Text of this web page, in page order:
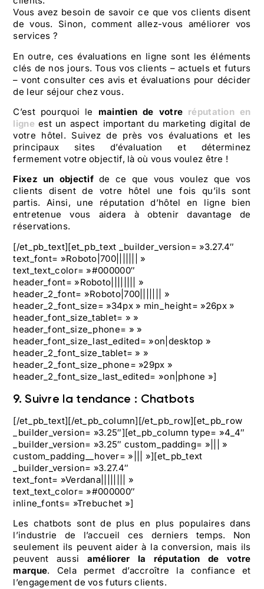
Vous avez besoin de savoir ce que vos clients disent
de vous. Sinon, comment allez-vous améliorer vos
services ?
En outre, ces évaluations en ligne sont les éléments
clés de nos jours. Tous vos clients – actuels et futurs
– vont consulter ces avis et évaluations pour décider
de leur séjour chez vous.
C’est pourquoi le maintien de votre réputation en
ligne est un aspect important du marketing digital de
votre hôtel. Suivez de près vos évaluations et les
principaux sites d’évaluation et déterminez
fermement votre objectif, là où vous voulez être !
Fixez un objectif de ce que vous voulez que vos
clients disent de votre hôtel une fois qu’ils sont
partis. Ainsi, une réputation d’hôtel en ligne bien
entretenue vous aidera à obtenir davantage de
réservations.
[/et_pb_text][et_pb_text _builder_version= »3.27.4″
text_font= »Roboto|700||||||| »
text_text_color= »#000000″
header_font= »Roboto|||||||| »
header_2_font= »Roboto|700||||||| »
header_2_font_size= »34px » min_height= »26px »
header_font_size_tablet= » »
header_font_size_phone= » »
header_font_size_last_edited= »on|desktop »
header_2_font_size_tablet= » »
header_2_font_size_phone= »29px »
header_2_font_size_last_edited= »on|phone »]
9. Suivre la tendance : Chatbots
[/et_pb_text][/et_pb_column][/et_pb_row][et_pb_row
_builder_version= »3.25″][et_pb_column type= »4_4″
_builder_version= »3.25″ custom_padding= »||| »
custom_padding__hover= »||| »][et_pb_text
_builder_version= »3.27.4″
text_font= »Verdana|||||||| »
text_text_color= »#000000″
inline_fonts= »Trebuchet »]
Les chatbots sont de plus en plus populaires dans
l’industrie de l’accueil ces derniers temps. Non
seulement ils peuvent aider à la conversion, mais ils
peuvent aussi améliorer la réputation de votre
marque. Cela permet d’accroître la confiance et
l’engagement de vos futurs clients.